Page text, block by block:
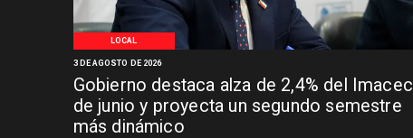
LOCAL
Gobierno destaca alza de 2,4% del Imacec
de junio y proyecta un segundo semestre
más dinámico
3 DE AGOSTO DE 2026